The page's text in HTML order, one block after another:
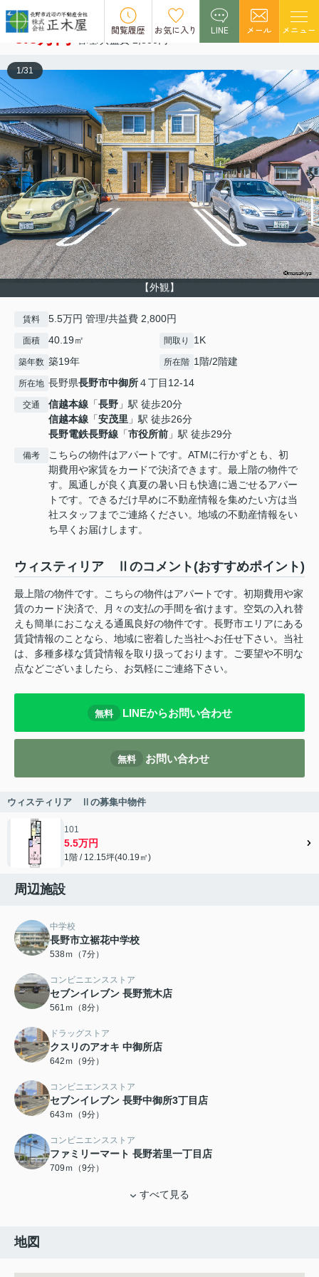
閲覧履歴 お気に入り LINE メール メニュー
ウィスティリア Ⅱ 空室1
5.5万円
【外観】
1/31
賃料 5.5万円 管理/共益費 2,800円
面積 40.19㎡ 間取り 1K
築年数 築19年 所在階 1階/2階建
所在地 長野県長野市中御所４丁目12-14
交通 信越本線 「長野 」駅 徒歩20分
信越本線 「安茂里 」駅 徒歩26分
長野電鉄長野線 「市役所前 」駅 徒歩29分
備考
こちらの物件はアパートです。ATMに行かずとも、初
期費用や家賃をカードで決済できます。最上階の物件で
す。風通しが良く真夏の暑い日も快適に過ごせるアパー
トです。できるだけ早めに不動産情報を集めたい方は当
社スタッフまでご連絡ください。地域の不動産情報をい
ち早くお届けします。
ウィスティリア Ⅱのコメント(おすすめポイント)
最上階の物件です。こちらの物件はアパートです。初期費用や家
賃のカード決済で、月々の支払の手間を省けます。空気の入れ替
えも簡単におこなえる通風良好の物件です。長野市エリアにある
賃貸情報のことなら、地域に密着した当社へお任せ下さい。当社
は、多種多様な賃貸情報を取り扱っております。ご要望や不明な
点などございましたら、お気軽にご連絡下さい。
無料 LINEからお問い合わせ
無料 お問い合わせ
ウィスティリア Ⅱの募集中物件
101
5.5万円
1階 / 12.15坪(40.19㎡)
周辺施設
中学校
長野市立裾花中学校
538ｍ（7分）
コンビニエンスストア
セブンイレブン 長野荒木店
561ｍ（8分）
ドラッグストア
クスリのアオキ 中御所店
642ｍ（9分）
コンビニエンスストア
セブンイレブン 長野中御所3丁目店
643ｍ（9分）
コンビニエンスストア
ファミリーマート 長野若里一丁目店
709ｍ（9分）
すべて見る
地図